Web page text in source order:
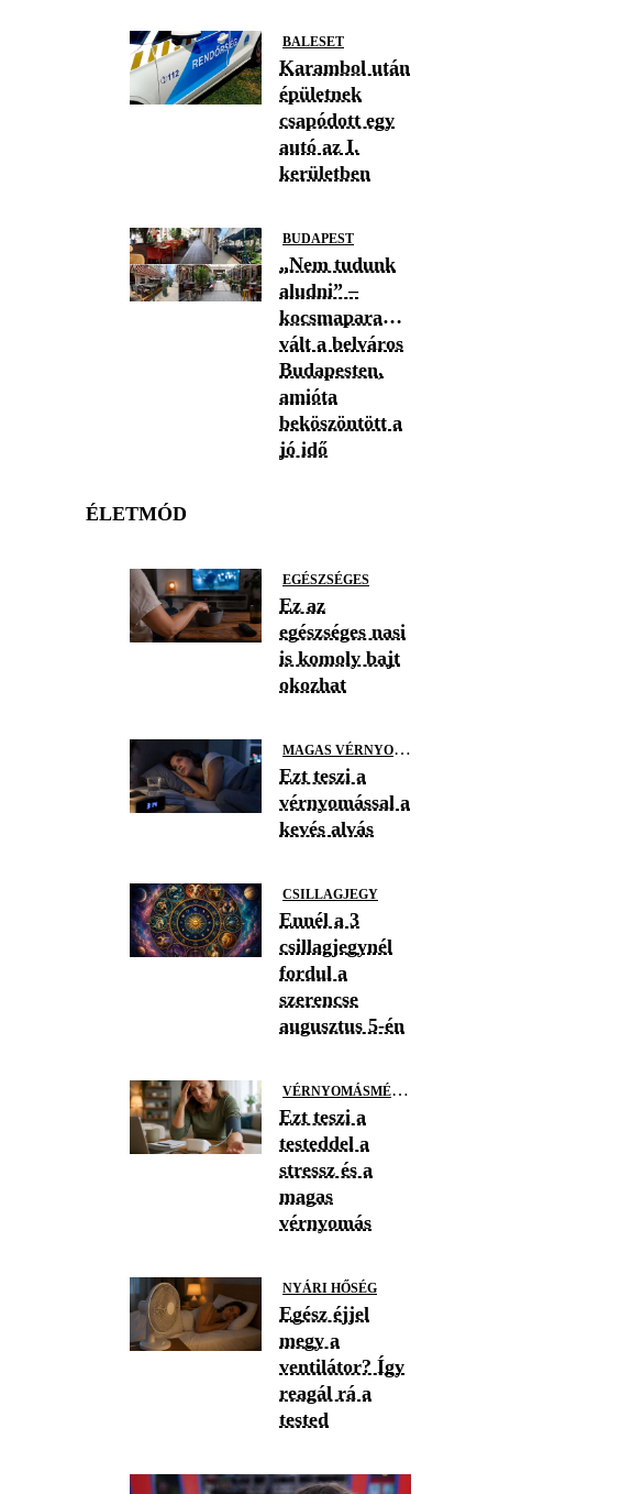
BALESET
Karambol után
épületnek
csapódott egy
autó az I.
kerületben
BUDAPEST
„Nem tudunk
aludni” –
kocsmaparadicsommá
vált a belváros
Budapesten,
amióta
beköszöntött a
jó idő
ÉLETMÓD
EGÉSZSÉGES
Ez az
egészséges nasi
is komoly bajt
okozhat
M
AGAS VÉRNYOMÁS
Ezt teszi a
vérnyomással a
kevés alvás
CSILLAGJEGY
Ennél a 3
csillagjegynél
fordul a
szerencse
augusztus 5-én
V
ÉRNYOMÁSMÉRÉS
Ezt teszi a
testeddel a
stressz és a
magas
vérnyomás
NYÁRI HŐSÉG
Egész éjjel
megy a
ventilátor? Így
reagál rá a
tested